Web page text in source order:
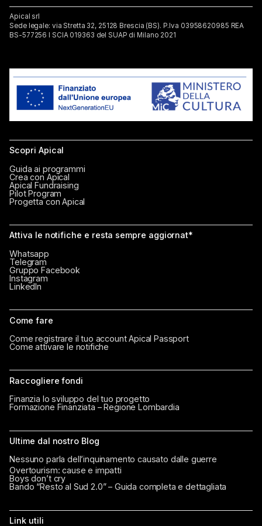
Apical srl
Sede legale: via Stretta 32, 25128 Brescia (BS). P.lva 03958620985 REA
BS-577256 I SCIA 019363 del SUAP di Milano 2021
Scopri Apical
Guida ai programmi
Crea con Apical
Apical Fundraising
Pilot Program
Progetta con Apical
Attiva le notifiche e resta sempre aggiornat*
Whatsapp
Telegram
Gruppo Facebook
Instagram
LinkedIn
Come fare
Come registrare il tuo account Apical Passport
Come attivare le notifiche
Raccogliere fondi
Finanzia lo sviluppo del tuo progetto
Formazione Finanziata – Regione Lombardia
Ultime dal nostro Blog
Nessuno parla dell’inquinamento causato dalle guerre
Overtourism: cause e impatti
Boys don’t cry
Bando “Resto al Sud 2.0” – Guida completa e dettagliata
Link utili